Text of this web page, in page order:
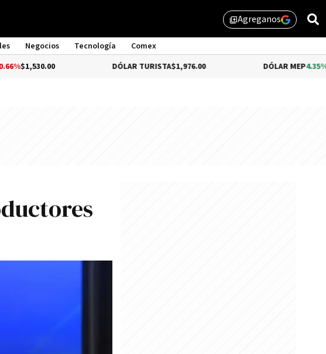
library_addAgreganos
Negocios Tecnología
Comex
DÓLAR TURISTA$1,976.00 DÓLAR MEP4.35%$1,579.46